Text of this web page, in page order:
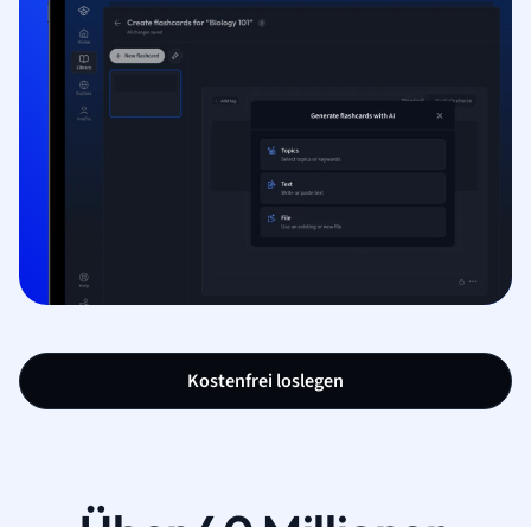
Kostenfrei loslegen